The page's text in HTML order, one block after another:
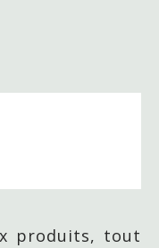
produits, tout